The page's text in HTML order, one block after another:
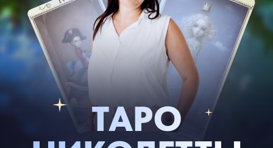
ТАРО